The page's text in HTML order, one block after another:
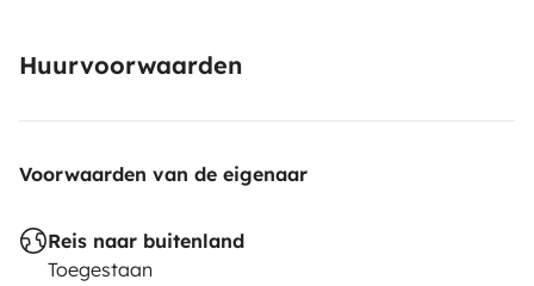
Huurvoorwaarden
Voorwaarden van de eigenaar
Reis naar buitenland
Toegestaan